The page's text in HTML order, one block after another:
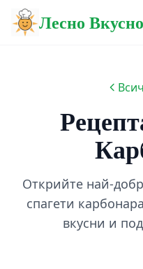
Лесно Вкусно
Открийте най-
спагети
вкусни и